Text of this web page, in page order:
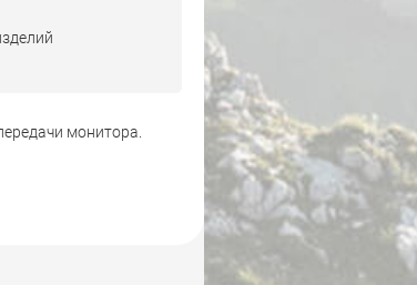
монитора.